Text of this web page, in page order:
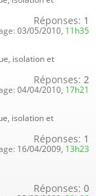
Réponses: 1
03/05/2010, 11h35
isolation et
Réponses: 2
04/04/2010, 17h21
isolation et
Réponses: 1
16/04/2009, 13h23
Réponses: 0